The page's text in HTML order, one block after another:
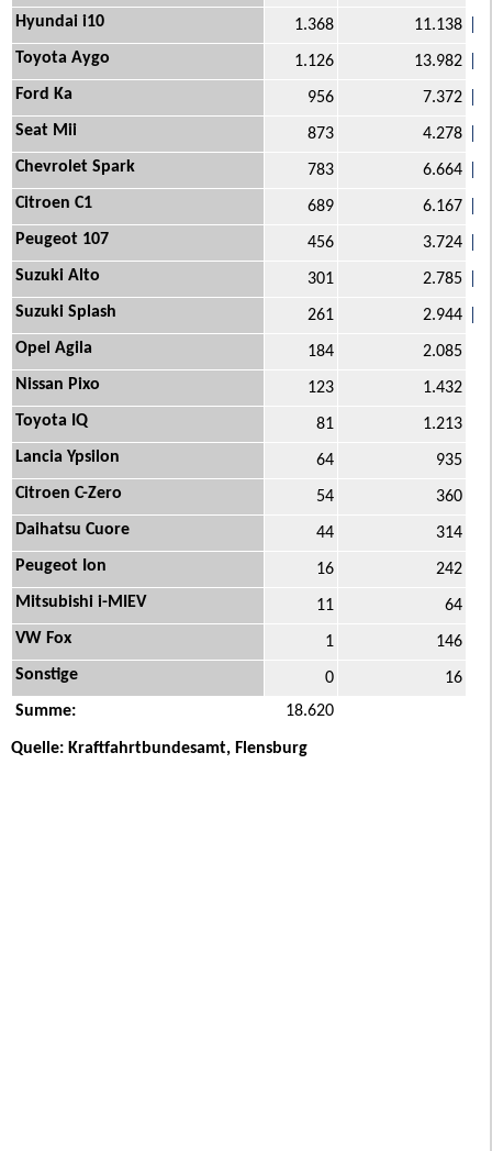
Hyundai i10
1.368
11.138
Toyota Aygo
1.126
13.982
Ford Ka
956
7.372
Seat Mii
873
4.278
Chevrolet Spark
783
6.664
Citroen C1
689
6.167
Peugeot 107
456
3.724
Suzuki Alto
301
2.785
Suzuki Splash
261
2.944
Opel Agila
184
2.085
Nissan Pixo
123
1.432
Toyota IQ
81
1.213
Lancia Ypsilon
64
935
Citroen C-Zero
54
360
Daihatsu Cuore
44
314
Peugeot Ion
16
242
Mitsubishi i-MIEV
11
64
VW Fox
1
146
Sonstige
0
16
Summe:
18.620
Quelle: Kraftfahrtbundesamt, Flensburg